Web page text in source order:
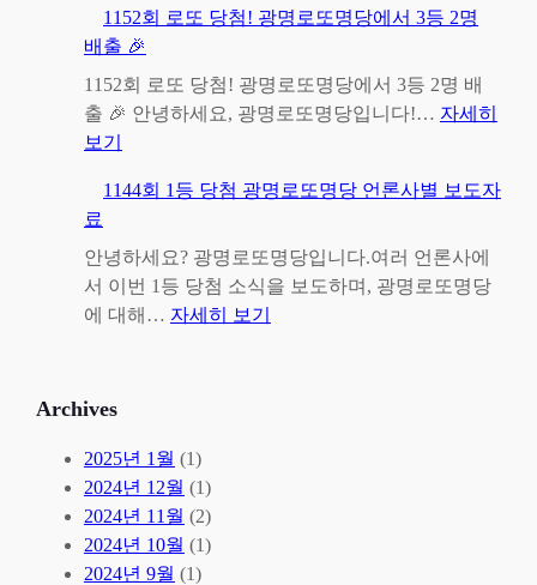
명
또
1
3
회
1152회 로또 당첨! 광명로또명당에서 3등 2명
배출 🎉
1152회 로또 당첨! 광명로또명당에서 3등 2명 배
출 🎉 안녕하세요, 광명로또명당입니다!… 자세히
보기
1
2
회
로
광
명
로
또
명
1144회 1등 당첨 광명로또명당 언론사별 보도자
료
안녕하세요? 광명로또명당입니다.여러 언론사에
서 이번 1등 당첨 소식을 보도하며, 광명로또명당
에 대해… 자세히 보기
Archives
2025년 1월 (1)
2024년 12월 (1)
2024년 11월 (2)
2024년 10월 (1)
2024년 9월 (1)